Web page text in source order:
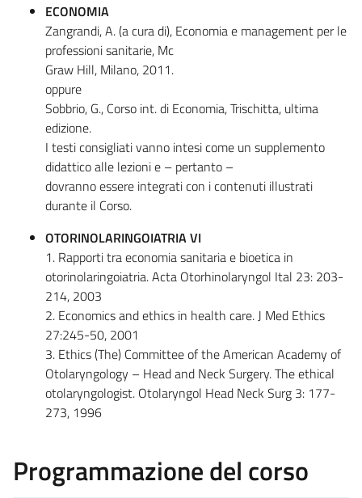
ECONOMIA
Zangrandi, A. (a cura di), Economia e management per le
professioni sanitarie, Mc
Graw Hill, Milano, 2011.
oppure
Sobbrio, G., Corso int. di Economia, Trischitta, ultima
edizione.
I testi consigliati vanno intesi come un supplemento
didattico alle lezioni e – pertanto –
dovranno essere integrati con i contenuti illustrati
durante il Corso.
OTORINOLARINGOIATRIA VI
1. Rapporti tra economia sanitaria e bioetica in
otorinolaringoiatria. Acta Otorhinolaryngol Ital 23: 203-
214, 2003
2. Economics and ethics in health care. J Med Ethics
27:245-50, 2001
3. Ethics (The) Committee of the American Academy of
Otolaryngology – Head and Neck Surgery. The ethical
otolaryngologist. Otolaryngol Head Neck Surg 3: 177-
273, 1996
Programmazione del corso